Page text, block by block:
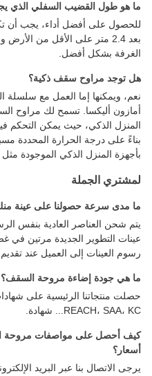
ما هو طول القضيب السفلي الذي
للحصول على أفضل أداء، يجب
الغرفة بشكل أفضل.
هل توجد مراوح سقف ذكية؟
نعم، ويمكنها إما العمل مع سلسلة
أمازون أليكسا. تسمح لك مراوح
المنزل الذكي، حيث يمكن التحكم
بناءً على درجة الحرارة المحددة
بأجهزة المنزل الذكي الموجودة مثل Homekit أو Alexa.
لمشتري الجملة
ما مدى سرعة حصولنا على عينة
رسوم العينات إلى العميل عند
ما هي جودة إضاءة مروحة السقف؟
REACH، SAA، KC... شهادة.
كيف أحصل على مواصفات مروحة
أسعار؟
يرجى الاتصال بنا عبر البريد